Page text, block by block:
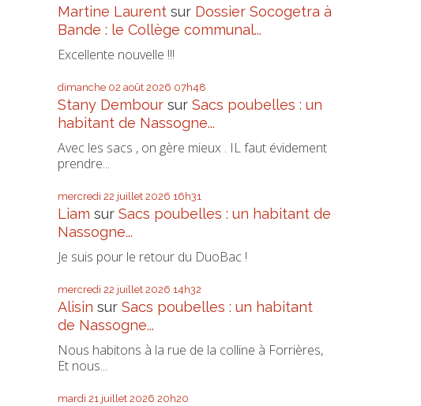
Martine Laurent sur Dossier Socogetra à
Bande : le Collège communal...
Excellente nouvelle !!!
dimanche 02 août 2026 07h48
Stany Dembour surSacs poubelles : un
habitant de Nassogne...
Avec les sacs , on gère mieux . IL faut évidement
prendre...
mercredi 22 juillet 2026 16h31
Liam surSacs poubelles : un habitant de
Nassogne...
Je suis pour le retour du DuoBac !
mercredi 22 juillet 2026 14h32
Alisin surSacs poubelles : un habitant
de Nassogne...
Nous habitons à la rue de la colline à Forrières,
Et nous...
mardi 21 juillet 2026 20h20